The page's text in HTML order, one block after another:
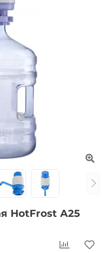
HotFrost А25